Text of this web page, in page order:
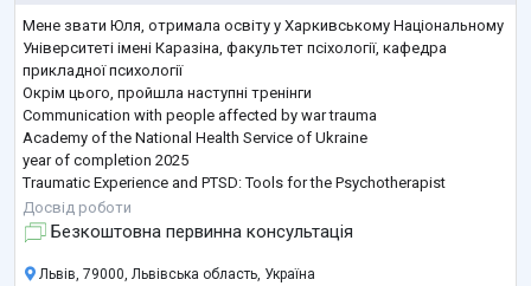
Мене звати Юля, отримала освіту у Харкивському Національному
Університеті імені Каразіна, факультет псіхології, кафедра
прикладної психології
Окрім цього, пройшла наступні тренінги
Communication with people affected by war trauma
Academy of the National Health Service of Ukraine
year of completion 2025
Traumatic Experience and PTSD: Tools for the Psychotherapist
Prometheus
year of completion 2025
Outright International
Досвід роботи
Безкоштовна первинна консультація
Львів, 79000, Львівська область, Україна